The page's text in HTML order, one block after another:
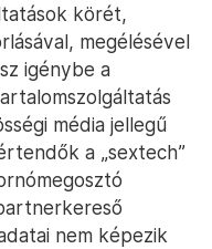
körét,
megélésével
igénybe a
média jellegű
a „sextech”
nem képezik